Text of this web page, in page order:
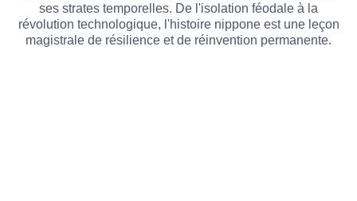
ses strates temporelles. De l'isolation féodale à la
révolution technologique, l'histoire nippone est une leçon
magistrale de résilience et de réinvention permanente.